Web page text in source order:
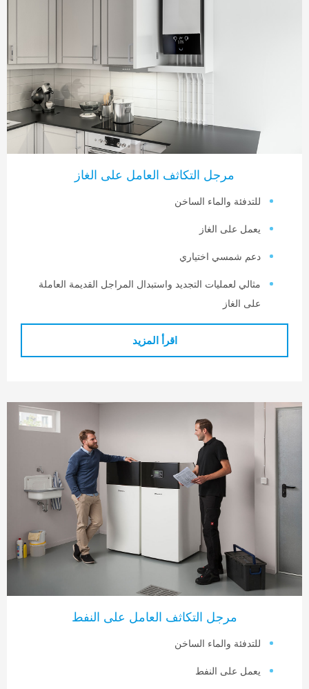
مرجل التكاثف العامل على الغاز
والماء الساخن
على الغاز
شمسي اختياري
لعمليات التجديد واستبدال المراجل القديمة العاملة
مرجل التكاثف العامل على النفط
والماء الساخن
على النفط